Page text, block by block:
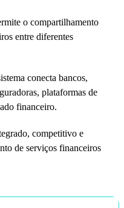
o compartilhamento
entre diferentes
conecta bancos,
plataformas de
financeiro.
competitivo e
de serviços financeiros